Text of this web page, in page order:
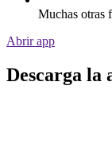
Muchas otras
Abrir app
Descarga la